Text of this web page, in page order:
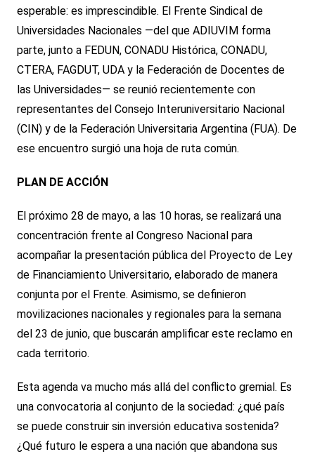
esperable: es imprescindible. El Frente Sindical de
Universidades Nacionales —del que ADIUVIM forma
parte, junto a FEDUN, CONADU Histórica, CONADU,
CTERA, FAGDUT, UDA y la Federación de Docentes de
las Universidades— se reunió recientemente con
representantes del Consejo Interuniversitario Nacional
(CIN) y de la Federación Universitaria Argentina (FUA). De
ese encuentro surgió una hoja de ruta común.
PLAN DE ACCIÓN
El próximo 28 de mayo, a las 10 horas, se realizará una
concentración frente al Congreso Nacional para
acompañar la presentación pública del Proyecto de Ley
de Financiamiento Universitario, elaborado de manera
conjunta por el Frente. Asimismo, se definieron
movilizaciones nacionales y regionales para la semana
del 23 de junio, que buscarán amplificar este reclamo en
cada territorio.
Esta agenda va mucho más allá del conflicto gremial. Es
una convocatoria al conjunto de la sociedad: ¿qué país
se puede construir sin inversión educativa sostenida?
¿Qué futuro le espera a una nación que abandona sus